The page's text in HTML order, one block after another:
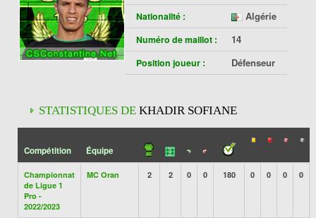
Nationalité : Algérie
Numéro de maillot : 14
Position joueur : Défenseur
STATISTIQUES DE KHADIR SOFIANE
Compétition Équipe
Championnat
de Ligue 1
Pro -
2022/2023
MC Oran 2 2 0 0 180 0 0 0 0